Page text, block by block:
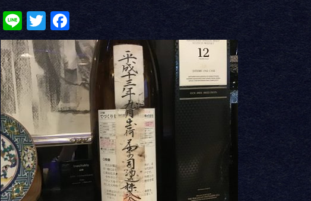
LineTwitterFacebook